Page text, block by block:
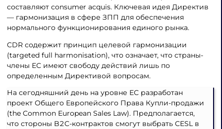
составляют consumer acquis. Ключевая идея Директив
— гармонизация в сфере ЗПП для обеспечения
нормального функционирования единого рынка.
CDR содержит принцип целевой гармонизации
(targeted full harmonisation), что означает, что страны-
члены ЕС имеют свободу действий лишь по
определенным Директивой вопросам.
На сегодняшний день на уровне ЕС разработан
проект Общего Европейского Права Купли-продажи
(the Common European Sales Law). Предполагается,
что стороны B2C-контрактов смогут выбрать CESL в